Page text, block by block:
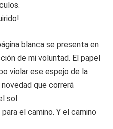
blanca se presenta en
de mi voluntad. El papel
violar ese espejo de la
que correrá
sol
el camino. Y el camino